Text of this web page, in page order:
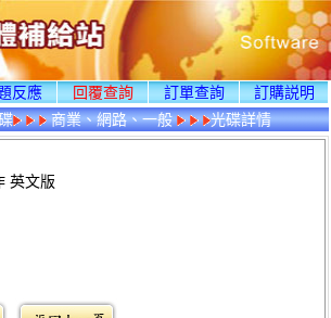
反應 回覆查詢 訂單查詢
訂購説明
商業、網路、一般 光碟詳情
英文版